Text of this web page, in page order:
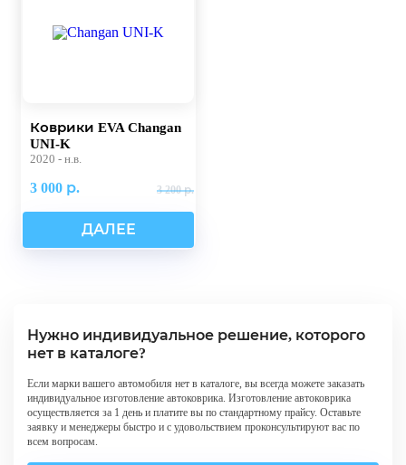
Коврики EVA Changan
UNI-K
2020 - н.в.
3 000 р. 3 200 р.
ДАЛЕЕ
Нужно индивидуальное решение, которого
нет в каталоге?
Если марки вашего автомобиля нет в каталоге, вы всегда можете заказать
индивидуальное изготовление автоковрика. Изготовление автоковрика
осуществляется за 1 день и платите вы по стандартному прайсу. Оставьте
заявку и менеджеры быстро и с удовольствием проконсультируют вас по
всем вопросам.